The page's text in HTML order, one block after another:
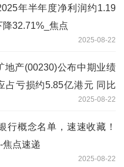
年半年度净利润约1.19
32.71%_焦点
2025-08-22
地产(00230)公布中期业绩
占亏损约5.85亿港元 同比
2025-08-22
行概念名单，速速收藏！
焦点速递
2025-08-22